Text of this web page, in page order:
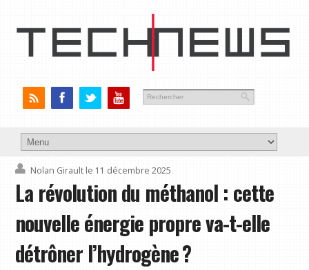
Nolan Girault le 11 décembre 2025
La révolution du méthanol : cette
nouvelle énergie propre va-t-elle
détrôner l’hydrogène ?